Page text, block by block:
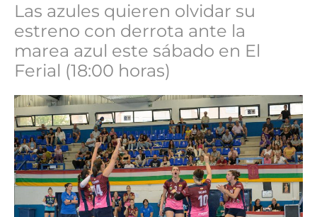
Las azules quieren olvidar su
estreno con derrota ante la
marea azul este sábado en El
Ferial (18:00 horas)